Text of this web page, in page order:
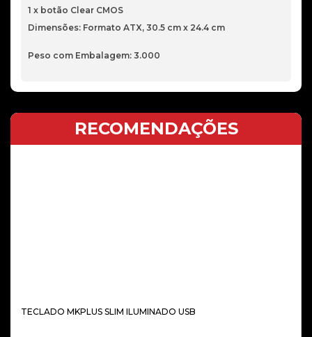
1 x botão Clear CMOS
Dimensões: Formato ATX, 30.5 cm x 24.4 cm
Peso com Embalagem: 3.000
RECOMENDAÇÕES
TECLADO MKPLUS SLIM ILUMINADO USB